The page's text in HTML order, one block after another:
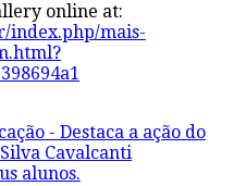
online at:
index.php/mais-